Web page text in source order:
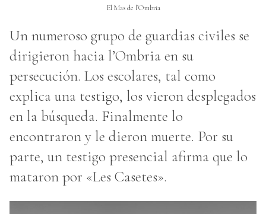
El Mas de l’Ombria
Un numeroso grupo de guardias civiles se
dirigieron hacia l’Ombria en su
persecución. Los escolares, tal como
explica una testigo, los vieron desplegados
en la búsqueda. Finalmente lo
encontraron y le dieron muerte. Por su
parte, un testigo presencial afirma que lo
mataron por «Les Casetes».